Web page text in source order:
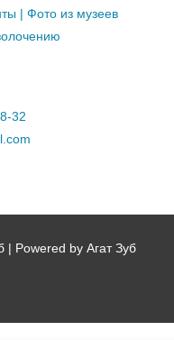
| Фото из музеев
32
| Powered by Агат Зуб